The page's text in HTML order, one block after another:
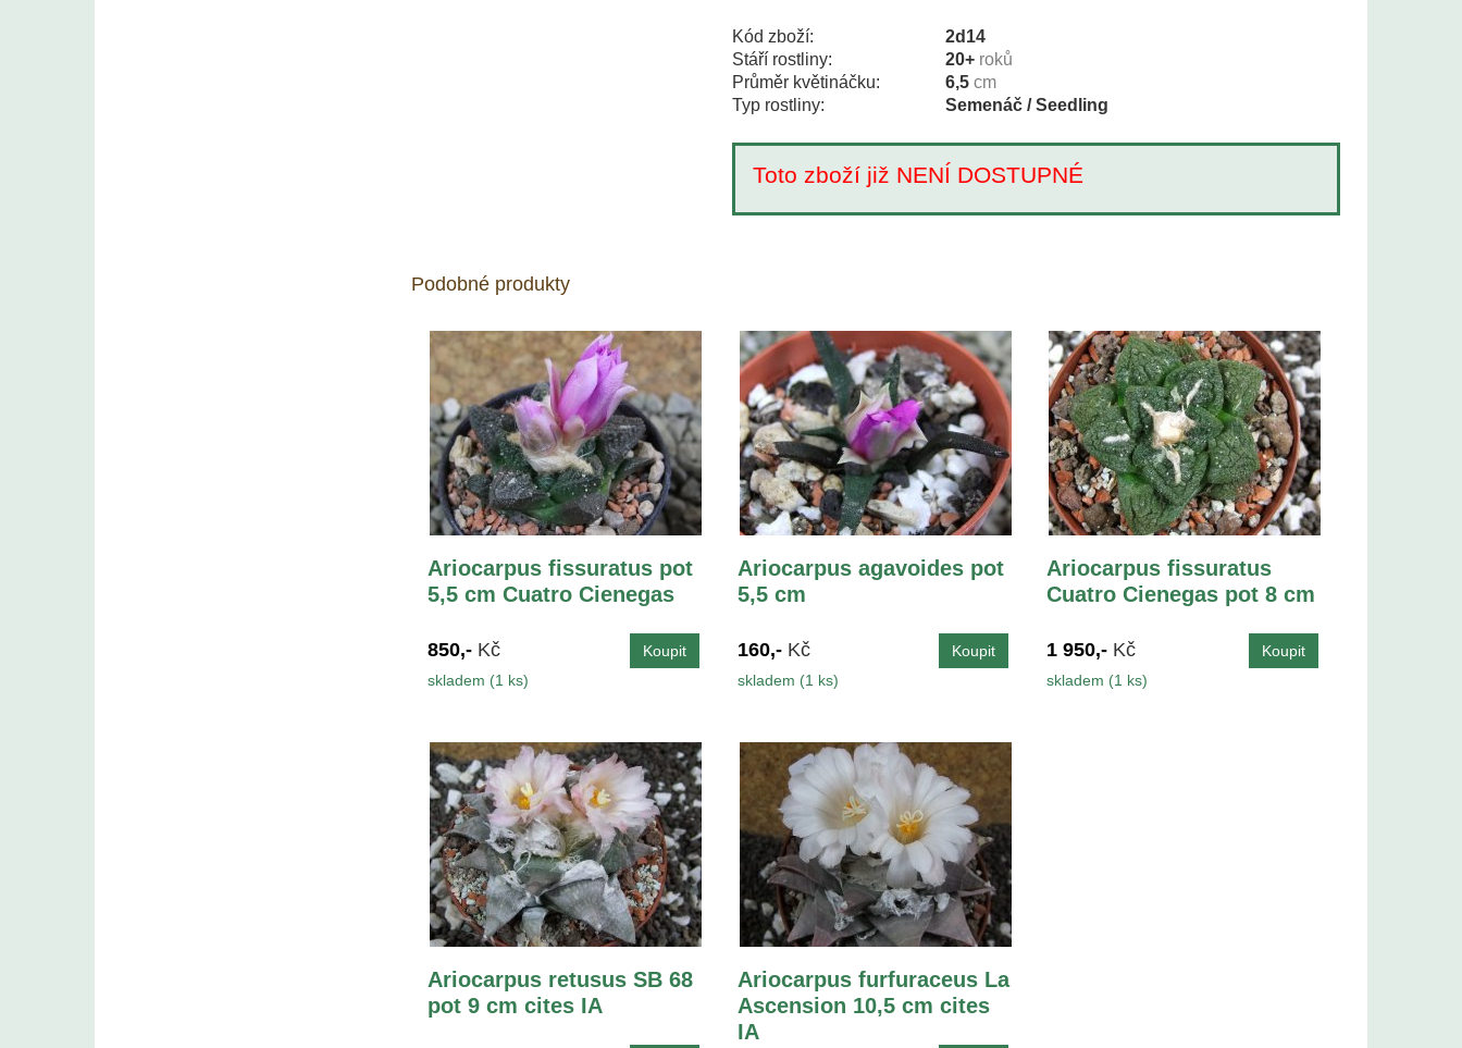
Kód zboží:
2d14
Stáří rostliny:
20+ roků
Průměr květináčku:
6,5 cm
Typ rostliny:
Semenáč / Seedling
Toto zboží již NENÍ DOSTUPNÉ
Podobné produkty
Ariocarpus fissuratus pot
5,5 cm Cuatro Cienegas
850,- Kč
skladem (1 ks)
Ariocarpus agavoides pot
5,5 cm
160,- Kč
skladem (1 ks)
Ariocarpus fissuratus
Cuatro Cienegas pot 8 cm
1 950,- Kč
skladem (1 ks)
Ariocarpus retusus SB 68
pot 9 cm cites IA
Ariocarpus furfuraceus La
Ascension 10,5 cm cites
IA